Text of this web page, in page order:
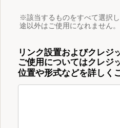
※該当するものをすべて選択
途以外はご使用になれません。
リンク設置およびクレジ
ご使用についてはクレジ
位置や形式などを詳しく